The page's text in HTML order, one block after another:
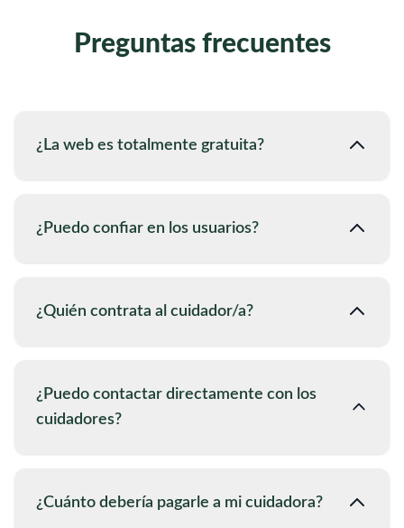
Preguntas frecuentes
¿La web es totalmente gratuita?
¿Puedo confiar en los usuarios?
¿Quién contrata al cuidador/a?
¿Puedo contactar directamente con los
cuidadores?
¿Cuánto debería pagarle a mi cuidadora?